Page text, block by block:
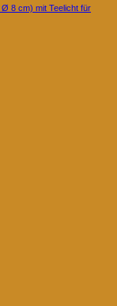
8 cm) mit Teelicht für